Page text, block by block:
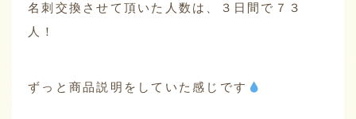
名刺交換させて頂いた人数は、３日間で７３
人！
ずっと商品説明をしていた感じです